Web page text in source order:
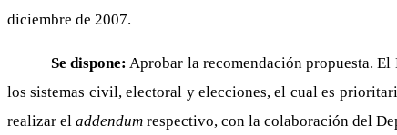
diciembre de 2007.
Se dispone: Aprobar la recomendación propuesta.
los sistemas civil, electoral y elecciones, el cual es
realizar el addendum respectivo, con la colaboración del